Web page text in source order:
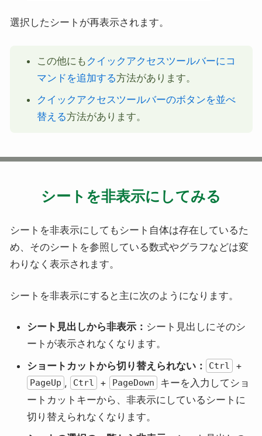
選択したシートが再表示されます。
この他にも クイックアクセスツールバーにコ
マンドを追加する方法があります。
クイックアクセスツールバーのボタンを並べ
替える方法があります。
シートを非表示にしてみる
シートを非表示にしてもシート自体は存在しているた
め、そのシートを参照している数式やグラフなどは変
わりなく表示されます。
シートを非表示にすると主に次のようになります。
シート見出しから非表示： シート見出しにそのシ
ートが表示されなくなります。
ショートカットから切り替えられない：
Ctrl +
PageUp , Ctrl + PageDown
キーを入力してショ
ートカットキーから、非表示にしているシートに
切り替えられなくなります。